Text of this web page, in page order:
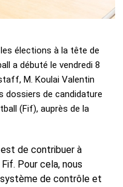
élections à la tête de
a débuté le vendredi 8
M. Koulai Valentin
dossiers de candidature
(Fif), auprès de la
de contribuer à
Pour cela, nous
de contrôle et